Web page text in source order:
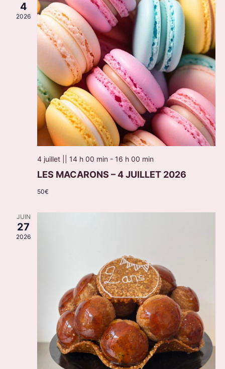
4
2026
4 juillet || 14 h 00 min - 16 h 00 min
LES MACARONS – 4 JUILLET 2026
50€
JUIN
27
2026